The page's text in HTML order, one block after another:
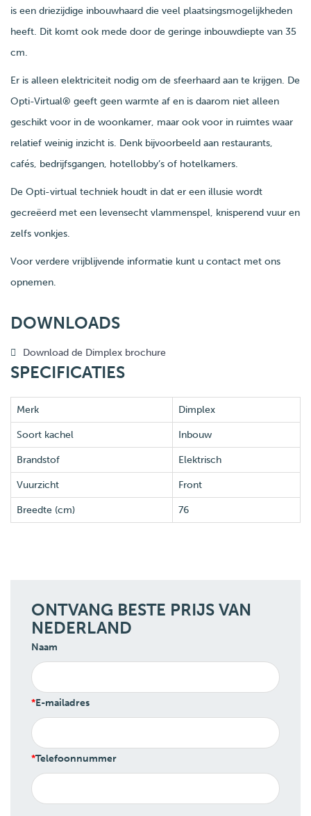
is een driezijdige inbouwhaard die veel plaatsingsmogelijkheden
heeft. Dit komt ook mede door de geringe inbouwdiepte van 35
cm.
Er is alleen elektriciteit nodig om de sfeerhaard aan te krijgen. De
Opti-Virtual® geeft geen warmte af en is daarom niet alleen
geschikt voor in de woonkamer, maar ook voor in ruimtes waar
relatief weinig inzicht is. Denk bijvoorbeeld aan restaurants,
cafés, bedrijfsgangen, hotellobby’s of hotelkamers.
De Opti-virtual techniek houdt in dat er een illusie wordt
gecreëerd met een levensecht vlammenspel, knisperend vuur en
zelfs vonkjes.
Voor verdere vrijblijvende informatie kunt u contact met ons
opnemen.
DOWNLOADS
Download de Dimplex brochure
SPECIFICATIES
Merk Dimplex
Soort kachel Inbouw
Brandstof Elektrisch
Vuurzicht Front
Breedte (cm) 76
ONTVANG BESTE PRIJS VAN
NEDERLAND
Naam
E-mailadres
Telefoonnummer